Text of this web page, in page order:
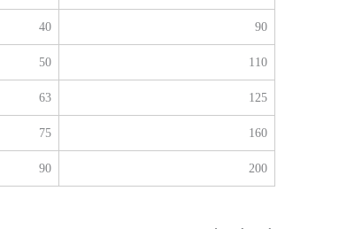
90
40
110
50
125
63
160
75
200
90